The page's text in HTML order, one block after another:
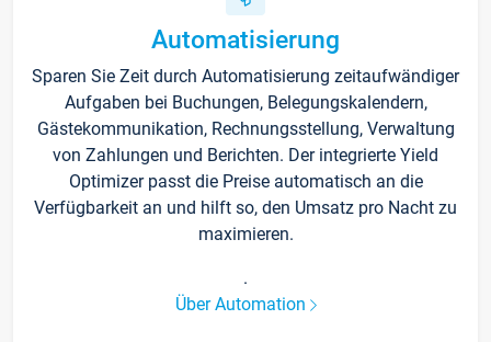
Automatisierung
Sparen Sie Zeit durch Automatisierung zeitaufwändiger
Aufgaben bei Buchungen, Belegungskalendern,
Gästekommunikation, Rechnungsstellung, Verwaltung
von Zahlungen und Berichten. Der integrierte Yield
Optimizer passt die Preise automatisch an die
Verfügbarkeit an und hilft so, den Umsatz pro Nacht zu
maximieren.
.
Über Automation